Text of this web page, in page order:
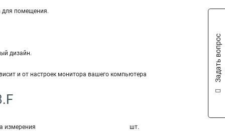
для помещения.
дизайн.
и от настроек монитора вашего компьютера
измерения шт.
Задать вопрос